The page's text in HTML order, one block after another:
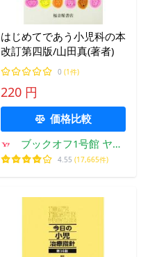
はじめてであう小児科の本
改訂第四版/山田真(著者)
0 (1件)
220 円
価格比較
ブックオフ1号館 ヤフ
ーショッピング店
4.55 (17,665件)